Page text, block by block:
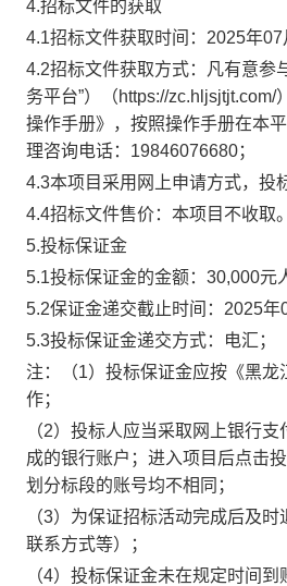
4.招标文件的获取
4.1招标文件获取时间： 2025年07
4.2招标文件获取方式：凡有意参
务平台”） （https://zc.hljsjtjt.com/）
操作手册》 ，按照操作手册在本
理咨询电话： 19846076680；
4.3本项目采用网上申请方式， 投
4.4招标文件售价：本项目不收取。
5.投标保证金
5.1投标保证金的金额： 30,000元
5.2保证金递交截止时间： 2025年
5.3投标保证金递交方式：电汇；
注：（1）投标保证金应按《黑龙
作；
（2）投标人应当采取网上银行
成的银行账户；进入项目后点击
划分标段的账号均不相同；
（3）为保证招标活动完成后及
联系方式等）；
（4）投标保证金未在规定时间